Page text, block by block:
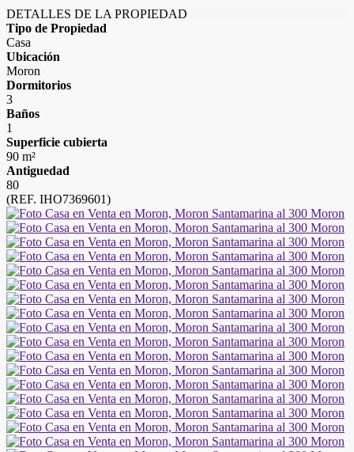
DETALLES DE LA PROPIEDAD
Tipo de Propiedad
Casa
Ubicación
Moron
Dormitorios
3
Baños
1
Superficie cubierta
90 m²
Antiguedad
80
(REF. IHO7369601)